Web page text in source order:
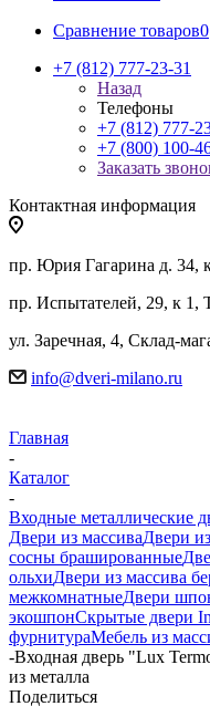
Сравнение товаров0
+7 (812) 777-23-31
Назад
Телефоны
+7 (812) 777-
+7 (800) 100-
Заказать
Контактная информация
пр. Юрия Гагарина д. 34,
пр. Испытателей, 29, к 1,
ул. Заречная, 4, Склад-
info@dveri-milano.ru
Главная
-
Каталог
-
Входные металлические
Двери из массиваДвери
сосны брашированные
ольхиДвери из массива
межкомнатныеДвери
экошпонСкрытые двери
фурнитураМебель из
-Входная дверь "Lux
из металла
Поделиться